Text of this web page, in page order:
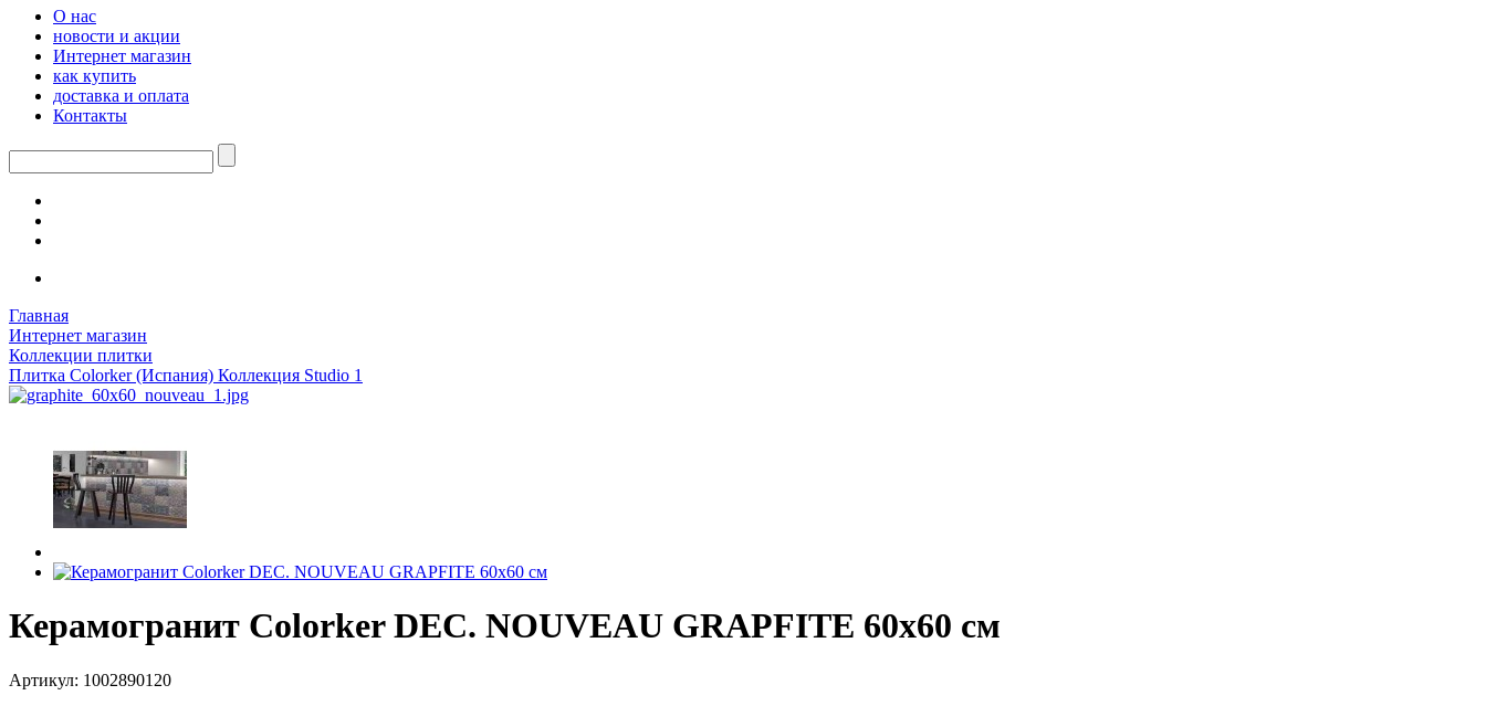
О нас
новости и акции
Интернет магазин
как купить
доставка и оплата
Контакты
Главная
Интернет магазин
Коллекции плитки
Плитка Colorker (Испания) Коллекция Studio 1
Керамогранит Colorker DEC. NOUVEAU GRAPFITE 60x60 см
Артикул: 1002890120